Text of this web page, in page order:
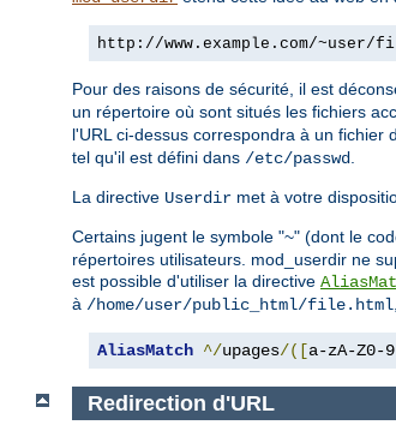
http://www.example.com/~user/
Pour des raisons de sécurité, il est
un répertoire où sont situés les fichiers
l'URL ci-dessus correspondra à un fichier
tel qu'il est défini dans /etc/passwd
La directive Userdir met à votre
Certains jugent le symbole "~" (dont le
répertoires utilisateurs. mod_userdir ne
est possible d'utiliser la directive
à /home/user/public_html/file.html
AliasMatch ^/upages/([a-zA-Z0-9
Redirection d'URL